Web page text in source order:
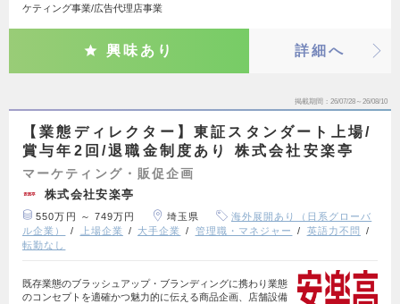
ケティング事業/広告代理店事業
興味あり 詳細へ
掲載期間 26/07/28～26/08/10
【業態ディレクター】東証スタンダート上場/
賞与年2回/退職金制度あり 株式会社安楽亭
マーケティング・販促企画
株式会社安楽亭
550万円 ～ 749万円 埼玉県
海外展開あり（日系グローバ
ル企業）
上場企業 大手企業 管理職・マネジャー
英語力不問
転勤なし
既存業態のブラッシュアップ・ブランディングに携わり業態
のコンセプトを適確かつ魅力的に伝える商品企画、店舗設備